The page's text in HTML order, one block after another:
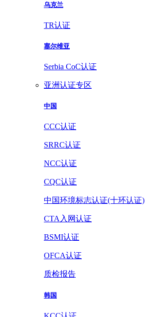
乌克兰
TR认证
塞尔维亚
Serbia CoC认证
亚洲认证专区
中国
CCC认证
SRRC认证
NCC认证
CQC认证
中国环境标志认证(十环认证)
CTA入网认证
BSMI认证
OFCA认证
质检报告
韩国